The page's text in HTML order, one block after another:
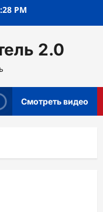
PM
2.0
Смотреть видео